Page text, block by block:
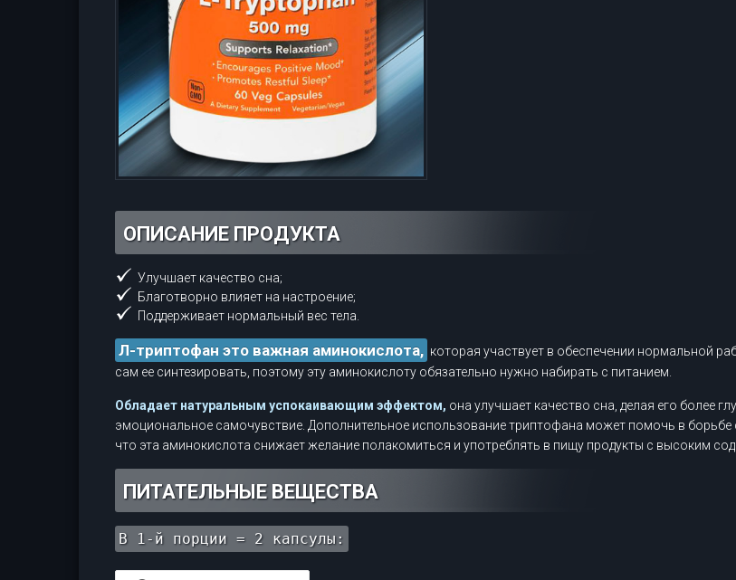
ОПИСАНИЕ ПРОДУКТА
Улучшает качество сна;
Благотворно влияет на настроение;
Поддерживает нормальный вес тела.
Л-триптофан это важная аминокислота, которая участвует в обеспечении нормальной
сам ее синтезировать, поэтому эту аминокислоту обязательно нужно набирать с питанием.
Обладает натуральным успокаивающим эффектом, она улучшает качество сна, делая его более
эмоциональное самочувствие. Дополнительное использование триптофана может помочь в
что эта аминокислота снижает желание полакомиться и употреблять в пищу продукты с высоким
ПИТАТЕЛЬНЫЕ ВЕЩЕСТВА
В 1-й порции = 2 капсулы: